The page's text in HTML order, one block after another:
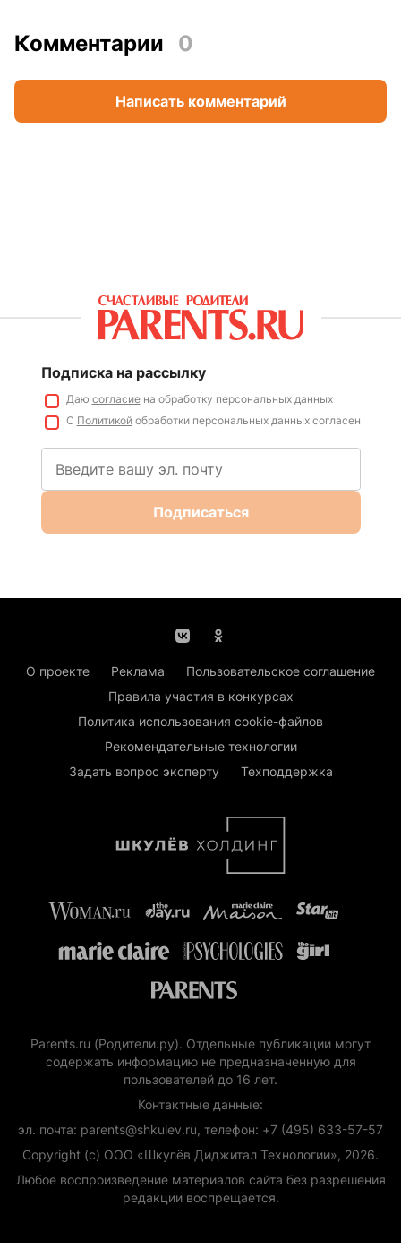
Комментарии 0
Написать комментарий
Подписка на рассылку
Даю согласиена обработку персональных данных
С Политикойобработки персональных данных согласен
Подписаться
О проекте Реклама
Пользовательское соглашение
Правила участия в конкурсах
Политика использования cookie-файлов
Рекомендательные технологии
Задать вопрос эксперту
Техподдержка
Parents.ru (Родители.ру). Отдельные публикации могут
содержать информацию не предназначенную для
пользователей до 16 лет.
Контактные данные:
эл. почта: parents@shkulev.ru, телефон: +7 (495) 633-57-57
Copyright (с) ООО «Шкулёв Диджитал Технологии», 2026.
Любое воспроизведение материалов сайта без разрешения
редакции воспрещается.